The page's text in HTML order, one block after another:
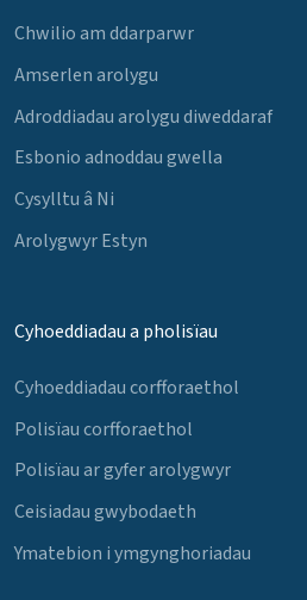
Chwilio am ddarparwr
Amserlen arolygu
Adroddiadau arolygu diweddaraf
Esbonio adnoddau gwella
Cysylltu â Ni
Arolygwyr Estyn
Cyhoeddiadau a pholisïau
Cyhoeddiadau corfforaethol
Polisïau corfforaethol
Polisïau ar gyfer arolygwyr
Ceisiadau gwybodaeth
Ymatebion i ymgynghoriadau